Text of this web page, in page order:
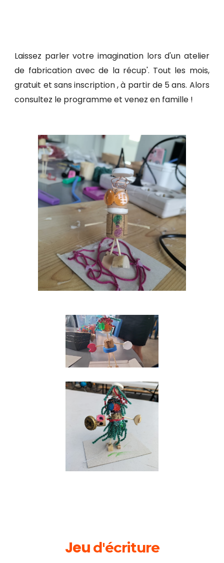
Laissez parler votre imagination lors d'un atelier
de fabrication avec de la récup'. Tout les mois,
gratuit et sans inscription , à partir de 5 ans. Alors
consultez le programme et venez en famille !
Jeu d'écriture